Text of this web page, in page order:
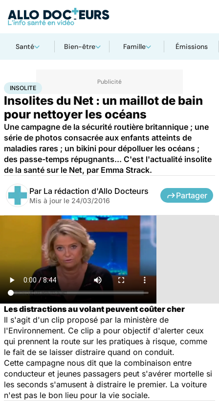
Santé Bien-être Famille Émissions
AccueilSanté
INSOLITE
Insolites du Net : un maillot de bain
pour nettoyer les océans
Une campagne de la sécurité routière britannique ; une
série de photos consacrée aux enfants atteints de
maladies rares ; un bikini pour dépolluer les océans ;
des passe-temps répugnants... C'est l'actualité insolite
de la santé sur le Net, par Emma Strack.
Par La rédaction d'Allo Docteurs
Mis à jour le 24/03/2016
Partager
Les distractions au volant peuvent coûter cher
Il s'agit d'un clip proposé par la ministère de
l'Environnement. Ce clip a pour objectif d'alerter ceux
qui prennent la route sur les pratiques à risque, comme
le fait de se laisser distraire quand on conduit.
Cette campagne nous dit que la combinaison entre
conducteur et jeunes passagers peut s'avérer mortelle si
les seconds s'amusent à distraire le premier. La voiture
n'est pas le bon lieu pour la vie sociale.